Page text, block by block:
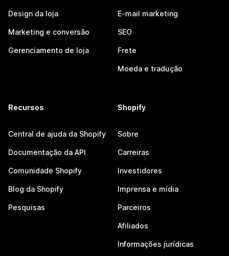
Design da loja
Marketing e conversão
Gerenciamento de loja
E-mail marketing
SEO
Frete
Moeda e tradução
Recursos
Central de ajuda da Shopify
Documentação da API
Comunidade Shopify
Blog da Shopify
Pesquisas
Shopify
Sobre
Carreiras
Investidores
Imprensa e mídia
Parceiros
Afiliados
Informações jurídicas